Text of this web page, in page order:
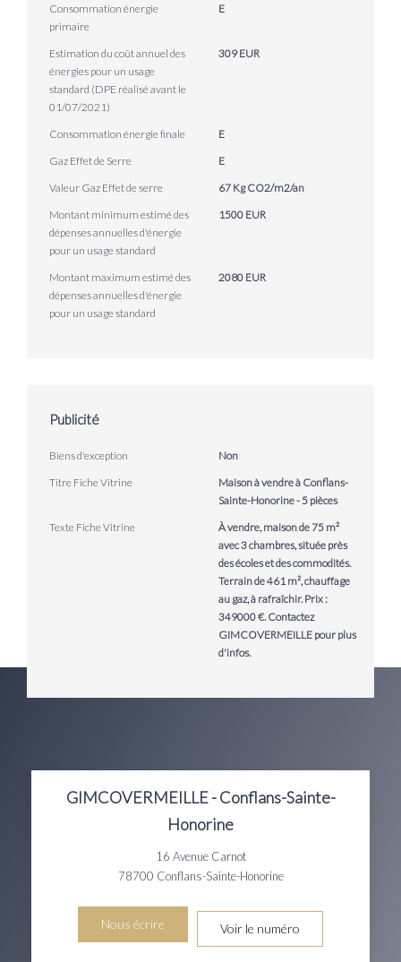
Consommation énergie
primaire
E
Estimation du coût annuel des
énergies pour un usage
standard (DPE réalisé avant le
01/07/2021)
309 EUR
Consommation énergie finale
E
Gaz Effet de Serre
E
Valeur Gaz Effet de serre
67 Kg CO2/m2/an
Montant minimum estimé des
dépenses annuelles d'énergie
pour un usage standard
1500 EUR
Montant maximum estimé des
dépenses annuelles d'énergie
pour un usage standard
2080 EUR
Publicité
Biens d'exception
Non
Titre Fiche Vitrine
Maison à vendre à Conflans-
Sainte-Honorine - 5 pièces
Texte Fiche Vitrine
À vendre, maison de 75 m²
avec 3 chambres, située près
des écoles et des commodités.
Terrain de 461 m², chauffage
au gaz, à rafraîchir. Prix :
349000 €. Contactez
GIMCOVERMEILLE pour plus
d'infos.
GIMCOVERMEILLE - Conflans-Sainte-
Honorine
16 Avenue Carnot
78700 Conflans-Sainte-Honorine
Nous écrire Voir le numéro